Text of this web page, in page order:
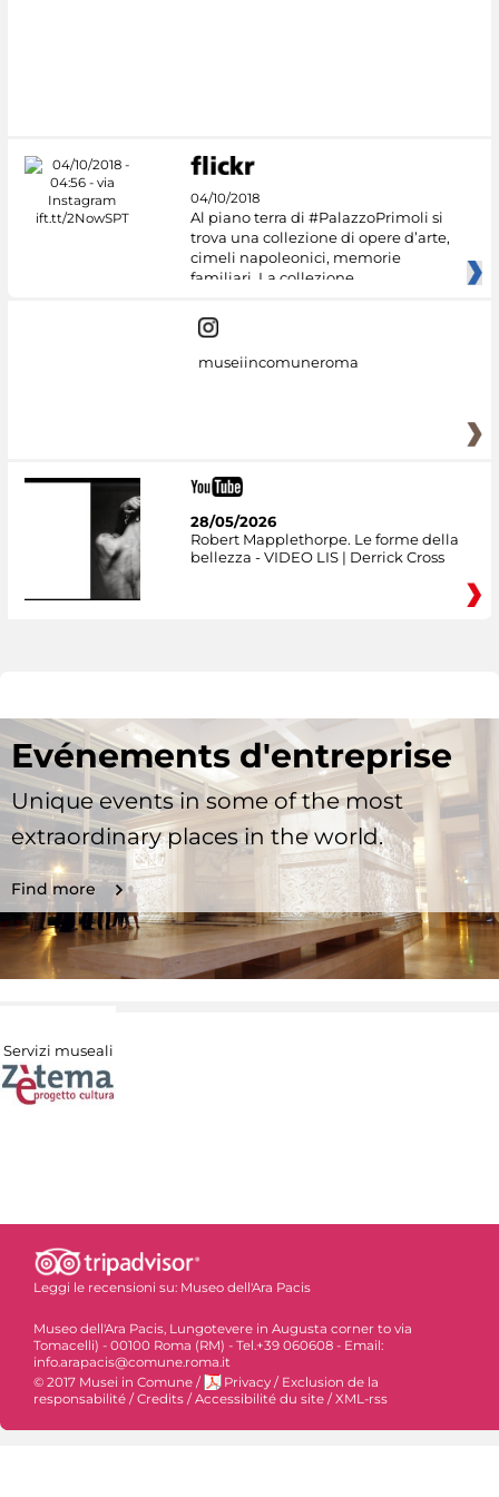
04/10/2018
Al piano terra di #PalazzoPrimoli si
trova una collezione di opere d’arte,
cimeli napoleonici, memorie
familiari. La collezione
museiincomuneroma
28/05/2026
Robert Mapplethorpe. Le forme della
bellezza - VIDEO LIS | Derrick Cross
Evénements d'entreprise
Unique events in some of the most
extraordinary places in the world.
Find more
Servizi museali
Leggi le recensioni su: Museo dell'Ara Pacis
Museo dell'Ara Pacis, Lungotevere in Augusta corner to via
Tomacelli) - 00100 Roma (RM) - Tel.+39 060608 - Email:
info.arapacis@comune.roma.it
© 2017 Musei in Comune / Privacy / Exclusion de la
responsabilité /Credits /Accessibilité du site /XML-rss